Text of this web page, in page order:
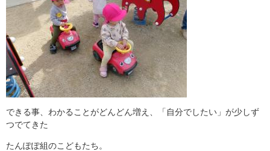
できる事、わかることがどんどん増え、「自分でしたい」が少しず
つでてきた
たんぽぽ組のこどもたち。